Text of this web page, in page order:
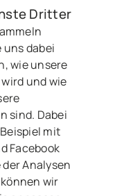
Dritter
dabei
wie unsere
und wie
sind. Dabei
mit
Facebook
Analysen
wir